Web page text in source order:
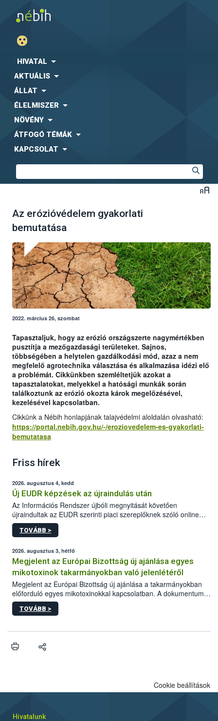
HIVATAL
AKTUÁLIS
ÁLLAT
ÉLELMISZER
NÖVÉNY
ÁTFOGÓ TÉMÁK
KAPCSOLAT
Az erózióvédelem gyakorlati
bemutatása
2022. március 26, szombat
Tapasztaljuk, hogy az erózió országszerte nagymértékben
pusztítja a mezőgazdasági területeket. Sajnos,
többségében a helytelen gazdálkodási mód, azaz a nem
megfelelő agrotechnika választása és alkalmazása idézi elő
a problémát. Cikkünkben szemléltetjük azokat a
tapasztalatokat, melyekkel a hatósági munkák során
találkoztunk az erózió okozta károk megelőzésével,
kezelésével kapcsolatban.
Cikkünk a Nébih honlapjának talajvédelmi aloldalán olvasható:
https://portal.nebih.gov.hu/-/eroziovedelem-es-gyakorlati-
bemutatasa
Friss hírek
2026. augusztus 4, kedd
Új EUDR képzések az újraindulás után
Az Információs Rendszer újbóli megnyitását követően
újraindultak az EUDR szerinti piaci szereplőknek szóló online
képzések.
TOVÁBB >
2026. augusztus 3, hétfő
Megjelent az Európai Bizottság új ajánlása egyes
mikotoxinok takarmányokban való jelenlétéről
Megjelent az Európai Bizottság új ajánlása a takarmányokban
előforduló egyes mikotoxinokkal kapcsolatban. A dokumentum
2027-től új irányértékek alkalmazását írja elő, és a jelenleg
hatályos uniós ajánlások helyébe lép.
TOVÁBB >
Cookie beállítások
Hivatalunk